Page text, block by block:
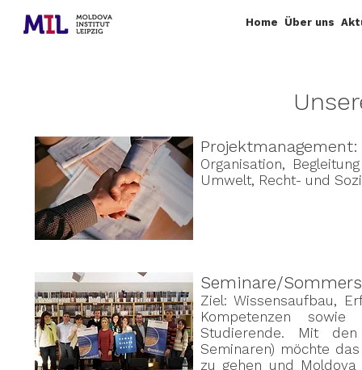
Home Über uns
Projektmanagement:
Organisation,
Umwelt, Recht- und
Seminare/
Ziel: Wissensaufbau,
Kompetenzen sowie
Studierende. Mit
Seminaren) möchte
zu gehen und